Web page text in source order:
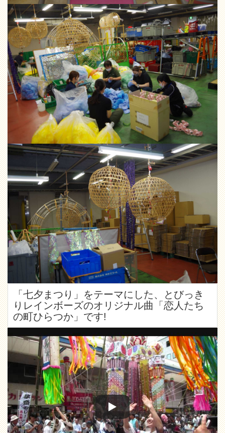
「七夕まつり」をテーマにした、とびっき
りレインボーズのオリジナル曲「恋人たち
の町ひらつか」です!